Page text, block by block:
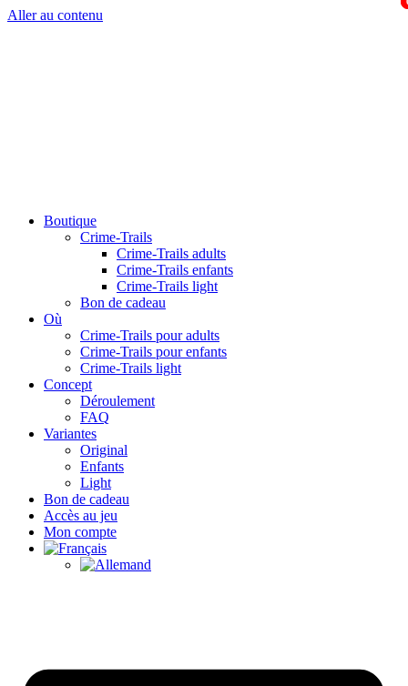
Aller au contenu
Boutique
Crime-Trails
Crime-Trails adults
Crime-Trails enfants
Crime-Trails light
Bon de cadeau
Où
Crime-Trails pour adults
Crime-Trails pour enfants
Crime-Trails light
Concept
Déroulement
FAQ
Variantes
Original
Enfants
Light
Bon de cadeau
Accès au jeu
Mon compte